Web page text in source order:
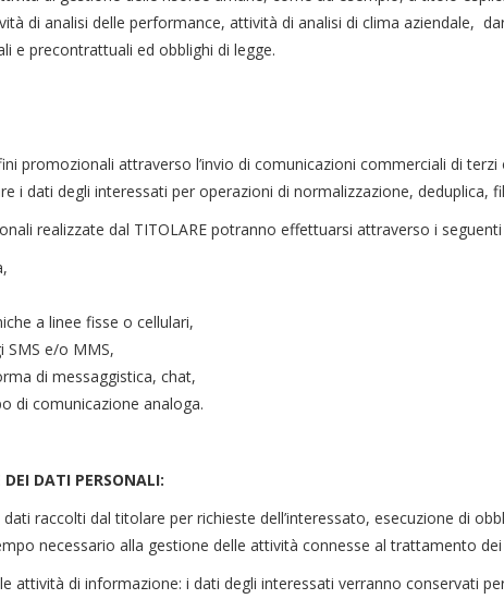
di analisi delle performance, attività di analisi di clima aziendale,
e precontrattuali ed obblighi di legge.
promozionali attraverso l’invio di comunicazioni commerciali di
i dati degli interessati per operazioni di normalizzazione, deduplica,
realizzate dal TITOLARE potranno effettuarsi attraverso i seguenti
a linee fisse o cellulari,
SMS e/o MMS,
di messaggistica, chat,
di comunicazione analoga.
DEI DATI PERSONALI:
raccolti dal titolare per richieste dell’interessato, esecuzione di
necessario alla gestione delle attività connesse al trattamento dei
attività di informazione: i dati degli interessati verranno conservati